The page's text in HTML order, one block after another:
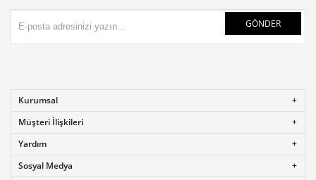
GÖNDER
Kurumsal
Müşteri İlişkileri
Yardım
Sosyal Medya